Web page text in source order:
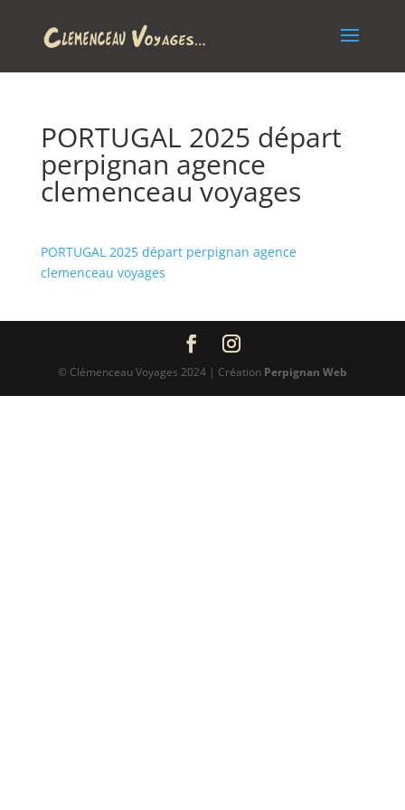
PORTUGAL 2025 départ
perpignan agence
clemenceau voyages
PORTUGAL 2025 départ perpignan agence
clemenceau voyages
© Clémenceau Voyages 2024 | Création Perpignan Web